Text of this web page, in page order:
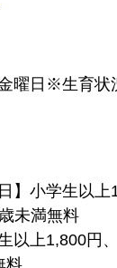
曜日※生育状
】小学生以
未満無料
以上1,800円
料